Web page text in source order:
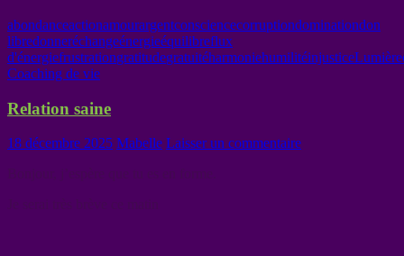
abondanceactionamourargentconsciencecorruptiondominationdon
libredonneréchangeénergieéquilibreflux
d'énergiefrustrationgratitudegratuitéharmoniehumilitéinjusticeLumière
Coaching de vie
Relation saine
18 décembre 2025 Mabelle Laisser un commentaire